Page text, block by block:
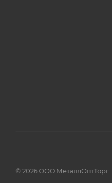
© 2026 ООО МеталлОптТорг